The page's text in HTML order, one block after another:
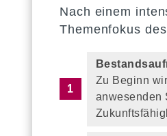
Nach einem
Themenfokus
Zu Beginn
anwesenden